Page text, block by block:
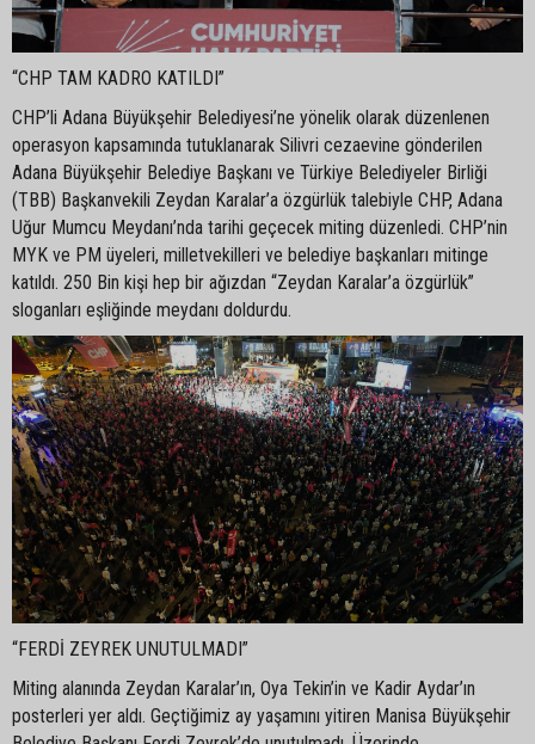
“CHP TAM KADRO KATILDI”
CHP’li Adana Büyükşehir Belediyesi’ne yönelik olarak düzenlenen
operasyon kapsamında tutuklanarak Silivri cezaevine gönderilen
Adana Büyükşehir Belediye Başkanı ve Türkiye Belediyeler Birliği
(TBB) Başkanvekili Zeydan Karalar’a özgürlük talebiyle CHP, Adana
Uğur Mumcu Meydanı’nda tarihi geçecek miting düzenledi. CHP’nin
MYK ve PM üyeleri, milletvekilleri ve belediye başkanları mitinge
katıldı. 250 Bin kişi hep bir ağızdan “Zeydan Karalar’a özgürlük”
sloganları eşliğinde meydanı doldurdu.
“FERDİ ZEYREK UNUTULMADI”
Miting alanında Zeydan Karalar’ın, Oya Tekin’in ve Kadir Aydar’ın
posterleri yer aldı. Geçtiğimiz ay yaşamını yitiren Manisa Büyükşehir